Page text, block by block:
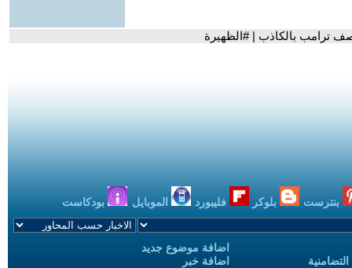
ترامب بالكاذب | #الظهيرة
بنترست بلوكر فليبورد الموبايل بودكاست
اضافة موضوع جديد
اضافة خبر